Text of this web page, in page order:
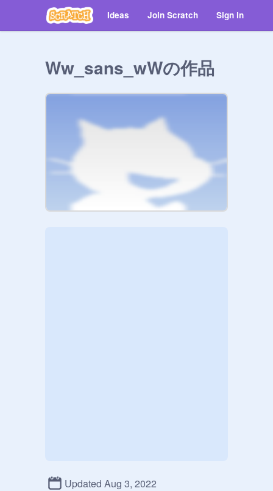
Ideas Join Scratch Sign in
Ww_sans_wWの作品
Updated Aug 3, 2022